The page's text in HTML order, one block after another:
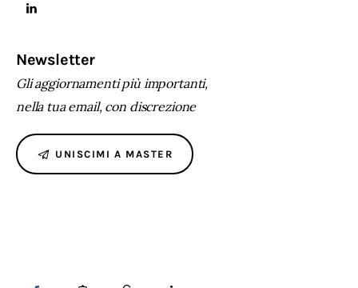
Agenzia e media
Contatti
Newsletter
Gli aggiornamenti più importanti,
nella tua email, con discrezione
UNISCIMI A MASTER